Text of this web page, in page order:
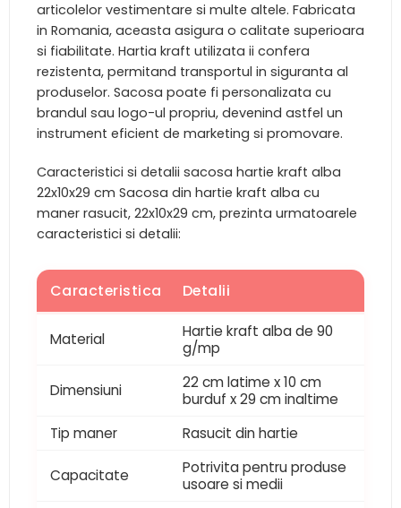
articolelor vestimentare si multe altele. Fabricata
in Romania, aceasta asigura o calitate superioara
si fiabilitate. Hartia kraft utilizata ii confera
rezistenta, permitand transportul in siguranta al
produselor. Sacosa poate fi personalizata cu
brandul sau logo-ul propriu, devenind astfel un
instrument eficient de marketing si promovare.
Caracteristici si detalii sacosa hartie kraft alba
22x10x29 cm Sacosa din hartie kraft alba cu
maner rasucit, 22x10x29 cm, prezinta urmatoarele
caracteristici si detalii:
Caracteristica Detalii
Material
Hartie kraft alba de 90
g/mp
Dimensiuni
22 cm latime x 10 cm
burduf x 29 cm inaltime
Tip maner
Rasucit din hartie
Capacitate
Potrivita pentru produse
usoare si medii